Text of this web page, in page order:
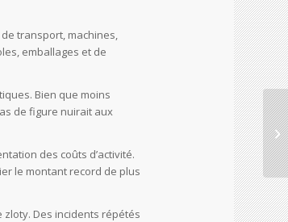
transport, machines,
emballages et de
Bien que moins
de figure nuirait aux
des coûts d’activité.
le montant record de plus
Des incidents répétés